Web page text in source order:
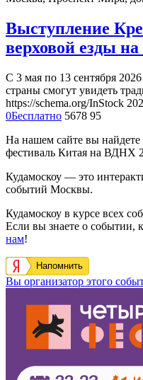
Выступление
верховой езды
С 3 мая по 13 сентября
страны смогут увидеть
https://schema.org/InStock
0Бесплатно 5678 95
На нашем сайте вы
фестиваль Китая на ВДНХ
Кудамоскоу — это
событий Москвы.
Кудамоскоу в курсе всех
Если вы знаете о событии,
нам!
Напомнить
Вы организатор этого